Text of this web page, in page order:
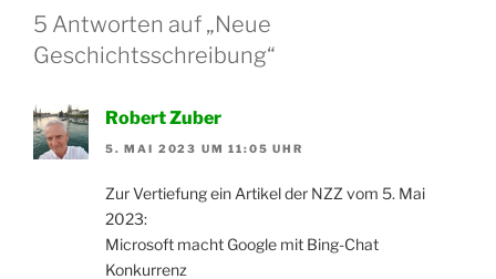
5 Antworten auf „Neue
Geschichtsschreibung“
Robert Zuber
5. MAI 2023 UM 11:05 UHR
Zur Vertiefung ein Artikel der NZZ vom 5. Mai
2023:
Microsoft macht Google mit Bing-Chat
Konkurrenz